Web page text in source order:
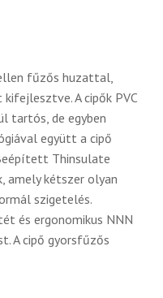
fűzős huzattal,
A cipők PVC
tartós, de egyben
együtt a cipő
Thinsulate
amely kétszer olyan
szigetelés.
és ergonomikus NNN
A cipő gyorsfűzős